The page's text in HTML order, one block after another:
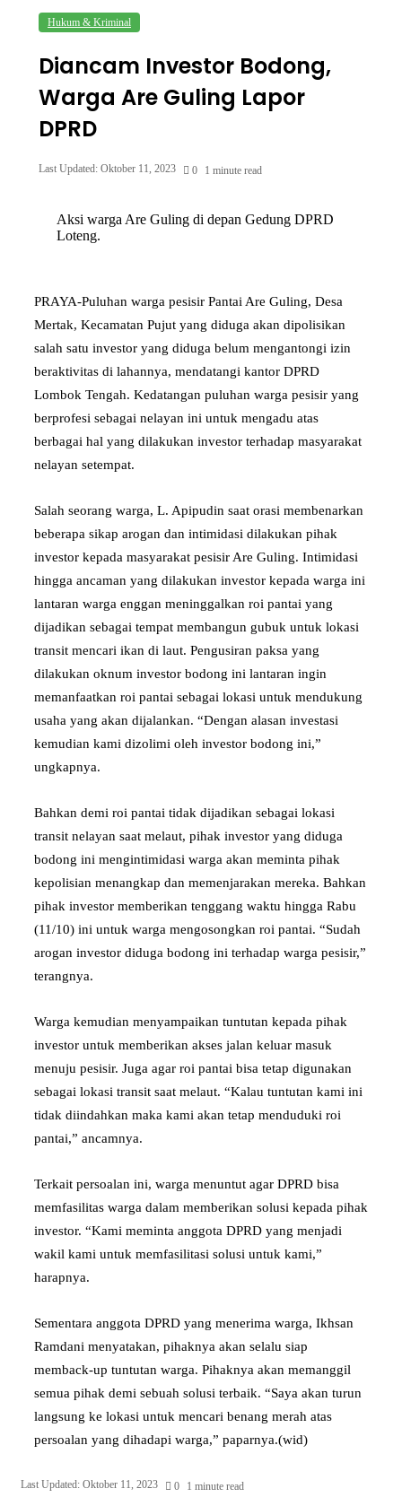
Hukum & Kriminal
Diancam Investor Bodong,
Warga Are Guling Lapor
DPRD
Last Updated: Oktober 11, 2023 0 1 minute read
Aksi warga Are Guling di depan Gedung DPRD
Loteng.
PRAYA-Puluhan warga pesisir Pantai Are Guling, Desa
Mertak, Kecamatan Pujut yang diduga akan dipolisikan
salah satu investor yang diduga belum mengantongi izin
beraktivitas di lahannya, mendatangi kantor DPRD
Lombok Tengah. Kedatangan puluhan warga pesisir yang
berprofesi sebagai nelayan ini untuk mengadu atas
berbagai hal yang dilakukan investor terhadap masyarakat
nelayan setempat.
Salah seorang warga, L. Apipudin saat orasi membenarkan
beberapa sikap arogan dan intimidasi dilakukan pihak
investor kepada masyarakat pesisir Are Guling. Intimidasi
hingga ancaman yang dilakukan investor kepada warga ini
lantaran warga enggan meninggalkan roi pantai yang
dijadikan sebagai tempat membangun gubuk untuk lokasi
transit mencari ikan di laut. Pengusiran paksa yang
dilakukan oknum investor bodong ini lantaran ingin
memanfaatkan roi pantai sebagai lokasi untuk mendukung
usaha yang akan dijalankan. “Dengan alasan investasi
kemudian kami dizolimi oleh investor bodong ini,”
ungkapnya.
Bahkan demi roi pantai tidak dijadikan sebagai lokasi
transit nelayan saat melaut, pihak investor yang diduga
bodong ini mengintimidasi warga akan meminta pihak
kepolisian menangkap dan memenjarakan mereka. Bahkan
pihak investor memberikan tenggang waktu hingga Rabu
(11/10) ini untuk warga mengosongkan roi pantai. “Sudah
arogan investor diduga bodong ini terhadap warga pesisir,”
terangnya.
Warga kemudian menyampaikan tuntutan kepada pihak
investor untuk memberikan akses jalan keluar masuk
menuju pesisir. Juga agar roi pantai bisa tetap digunakan
sebagai lokasi transit saat melaut. “Kalau tuntutan kami ini
tidak diindahkan maka kami akan tetap menduduki roi
pantai,” ancamnya.
Terkait persoalan ini, warga menuntut agar DPRD bisa
memfasilitas warga dalam memberikan solusi kepada pihak
investor. “Kami meminta anggota DPRD yang menjadi
wakil kami untuk memfasilitasi solusi untuk kami,”
harapnya.
Sementara anggota DPRD yang menerima warga, Ikhsan
Ramdani menyatakan, pihaknya akan selalu siap
memback-up tuntutan warga. Pihaknya akan memanggil
semua pihak demi sebuah solusi terbaik. “Saya akan turun
langsung ke lokasi untuk mencari benang merah atas
persoalan yang dihadapi warga,” paparnya.(wid)
Last Updated: Oktober 11, 2023 0 1 minute read